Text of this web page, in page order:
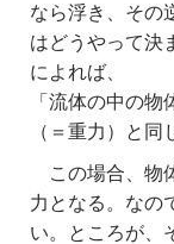
なら浮き、その
はどうやって決
によれば、
「流体の中の
（＝重力）と同
この場合、物
力となる。なの
い。ところが、